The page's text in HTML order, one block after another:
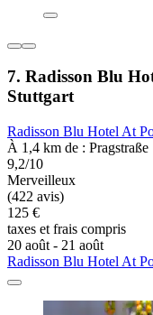
7. Radisson Blu
Stuttgart
Radisson Blu Hotel At
À 1,4 km de : Pragstraße
9,2/10
Merveilleux
(422 avis)
125 €
taxes et frais compris
20 août - 21 août
Radisson Blu Hotel At